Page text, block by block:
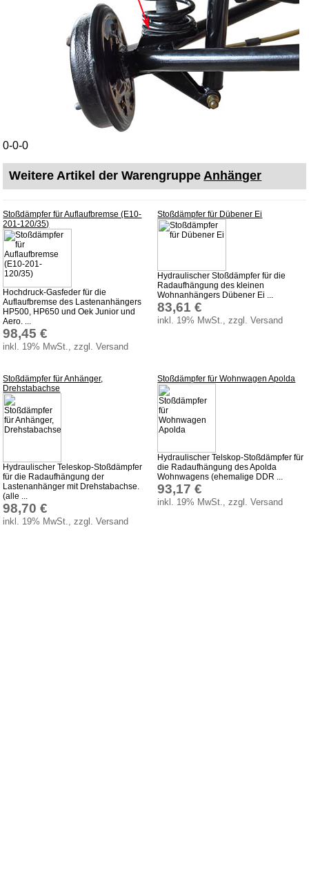
0-0-0
Weitere Artikel der WarengruppeAnhänger
Stoßdämpfer für Auflaufbremse (E10-
201-120/35)
Hochdruck-Gasfeder für die
Auflaufbremse des Lastenanhängers
HP500, HP650 und Oek Junior und
Aero. ...
98,45 €
inkl. 19% MwSt., zzgl. Versand
Stoßdämpfer für Dübener Ei
Hydraulischer Stoßdämpfer für die
Radaufhängung des kleinen
Wohnanhängers Dübener Ei ...
83,61 €
inkl. 19% MwSt., zzgl. Versand
Stoßdämpfer für Anhänger,
Drehstabachse
Hydraulischer Teleskop-Stoßdämpfer
für die Radaufhängung der
Lastenanhänger mit Drehstabachse.
(alle ...
98,70 €
inkl. 19% MwSt., zzgl. Versand
Stoßdämpfer für Wohnwagen Apolda
Hydraulischer Telskop-Stoßdämpfer für
die Radaufhängung des Apolda
Wohnwagens (ehemalige DDR ...
93,17 €
inkl. 19% MwSt., zzgl. Versand